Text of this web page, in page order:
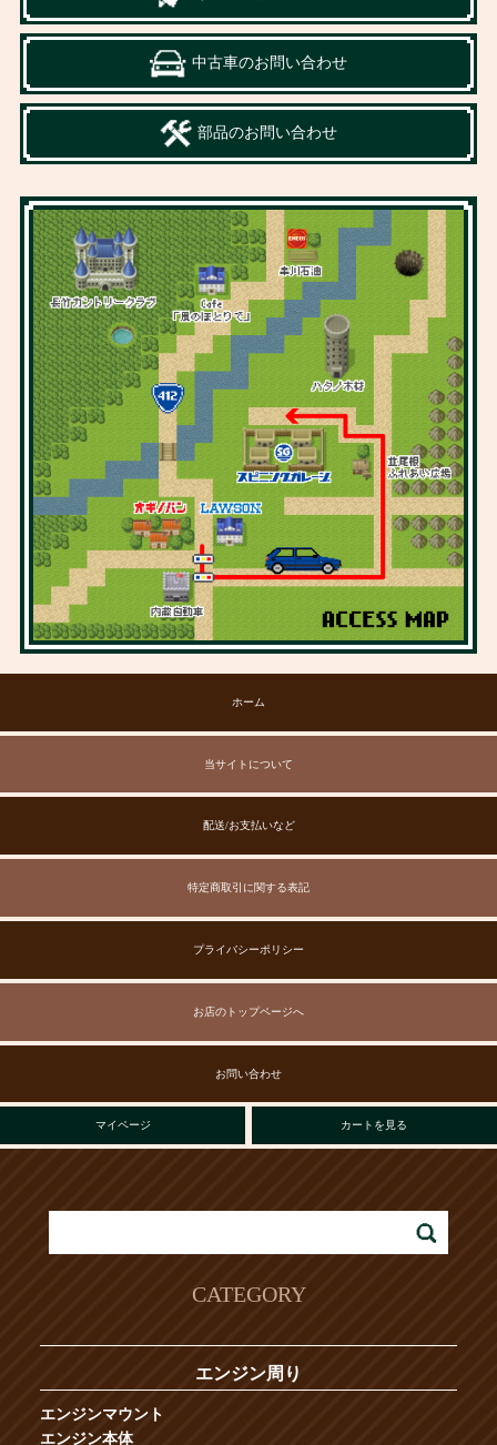
中古車のお問い合わせ
部品のお問い合わせ
ホーム
当サイトについて
配送/お支払いなど
特定商取引に関する表記
プライバシーポリシー
お店のトップページへ
お問い合わせ
マイページ カートを見る
CATEGORY
エンジン周り
エンジンマウント
エンジン本体